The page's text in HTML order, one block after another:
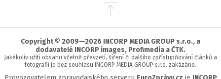
Přejít
stránky
Copyright © 2009—2026 INCORP MEDIA GROUP s.r.o., a
dodavatelé INCORP images, Profimedia a ČTK.
Jakékoliv užití obsahu včetně převzetí, šíření či dalšího zpřístupňování článků a
fotografií je bez souhlasu INCORP MEDIA GROUP s.r.o. zakázáno.